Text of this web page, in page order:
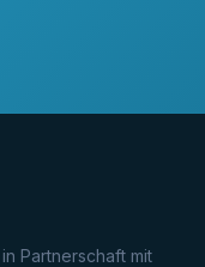
Partnerschaft mit